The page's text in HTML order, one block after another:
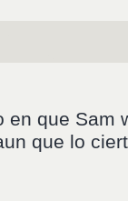
en que Sam
que lo